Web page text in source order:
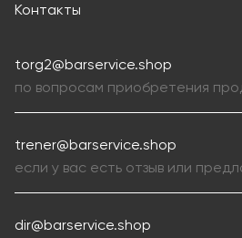
Контакты
torg2@barservice.shop
по вопросам приобретения
trener@barservice.shop
если у вас есть отзыв или
dir@barservice.shop